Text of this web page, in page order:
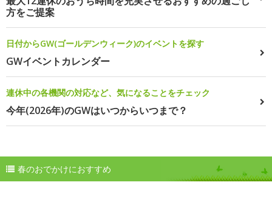
方をご提案
日付からGW(ゴールデンウィーク)のイベントを探す
GWイベントカレンダー
連休中の各機関の対応など、気になることをチェック
今年(2026年)のGWはいつからいつまで？
春のおでかけにおすすめ